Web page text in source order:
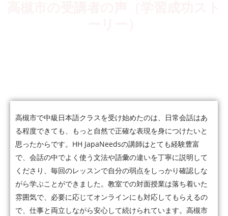
高槻市で中級日本語クラスを受け始めたのは、日常会話はあ
る程度できても、もっと自然で正確な表現を身につけたいと
思ったからです。HH JapaNeedsの講師はとても経験豊富
で、会話の中でよく使う文法や語彙の違いを丁寧に説明して
くださり、毎回のレッスンで自分の弱点をしっかり確認しな
がら学ぶことができました。教室での対面授業は落ち着いた
雰囲気で、必要に応じてオンラインにも対応してもらえるの
で、仕事と両立しながら安心して続けられています。高槻市